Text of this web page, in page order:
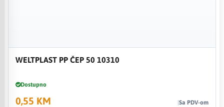
WELTPLAST PP ČEP 50 10310
Dostupno
0,55 KM Sa PDV-om